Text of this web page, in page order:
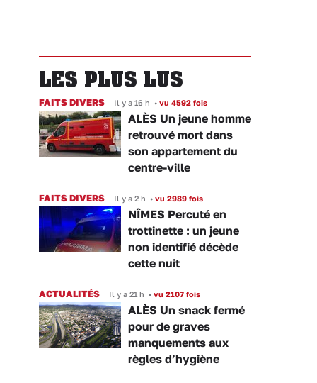
LES PLUS LUS
FAITS DIVERS Il y a 16 h • vu 4592 fois
ALÈS Un jeune homme
retrouvé mort dans
son appartement du
centre-ville
FAITS DIVERS Il y a 2 h • vu 2989 fois
NÎMES Percuté en
trottinette : un jeune
non identifié décède
cette nuit
ACTUALITÉS Il y a 21 h • vu 2107 fois
ALÈS Un snack fermé
pour de graves
manquements aux
règles d’hygiène